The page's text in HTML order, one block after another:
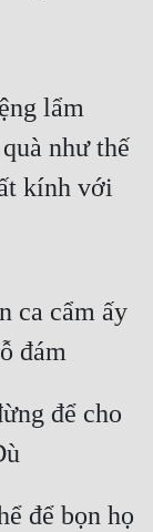
lẩm
như thế
kính với
ca cẩm ấy
đám
để cho
để bọn họ